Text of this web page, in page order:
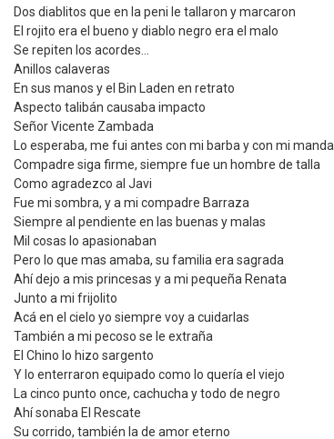
Dos diablitos que en la peni le tallaron y marcaron
El rojito era el bueno y diablo negro era el malo
Se repiten los acordes...
Anillos calaveras
En sus manos y el Bin Laden en retrato
Aspecto talibán causaba impacto
Señor Vicente Zambada
Lo esperaba, me fui antes con mi barba y con mi manda
Compadre siga firme, siempre fue un hombre de talla
Como agradezco al Javi
Fue mi sombra, y a mi compadre Barraza
Siempre al pendiente en las buenas y malas
Mil cosas lo apasionaban
Pero lo que mas amaba, su familia era sagrada
Ahí dejo a mis princesas y a mi pequeña Renata
Junto a mi frijolito
Acá en el cielo yo siempre voy a cuidarlas
También a mi pecoso se le extraña
El Chino lo hizo sargento
Y lo enterraron equipado como lo quería el viejo
La cinco punto once, cachucha y todo de negro
Ahí sonaba El Rescate
Su corrido, también la de amor eterno